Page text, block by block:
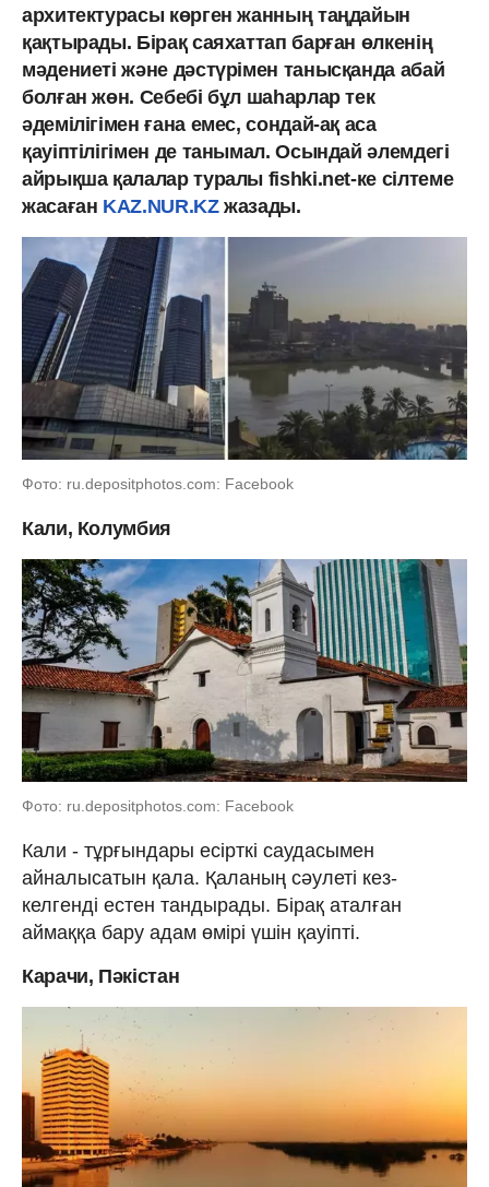
архитектурасы көрген жанның таңдайын
қақтырады. Бірақ саяхаттап барған өлкенің
мәдениеті және дәстүрімен танысқанда абай
болған жөн. Себебі бұл шаһарлар тек
әдемілігімен ғана емес, сондай-ақ аса
қауіптілігімен де танымал. Осындай әлемдегі
айрықша қалалар туралы fishki.net-ке сілтеме
жасаған KAZ.NUR.KZжазады.
Фото: ru.depositphotos.com: Facebook
Кали, Колумбия
Фото: ru.depositphotos.com: Facebook
Кали - тұрғындары есірткі саудасымен
айналысатын қала. Қаланың сәулеті кез-
келгенді естен тандырады. Бірақ аталған
аймаққа бару адам өмірі үшін қауіпті.
Карачи, Пәкістан